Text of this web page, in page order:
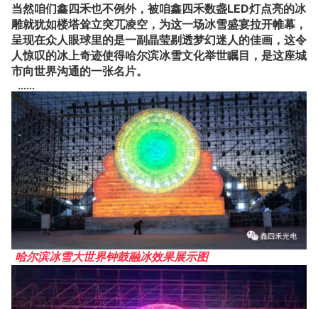
当然咱们鑫四禾也不例外，被咱鑫四禾数盏LED灯点亮的冰
雕就犹如楼塔耸立突兀凌空，为这一场冰雪盛宴拉开帷幕，
呈现在众人眼球里的是一副晶莹剔透梦幻迷人的佳画，这令
人惊叹的冰上奇迹使得哈尔滨冰雪文化举世瞩目，是这座城
市向世界沟通的一张名片。
......
哈尔滨冰雪大世界钟鼓融冰效果展示图